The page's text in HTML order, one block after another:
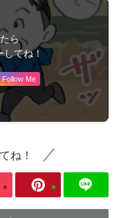
ら
してね！
Follow Me
ね！